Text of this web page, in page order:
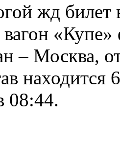
жд билет
– Москва,
находится
08:44.